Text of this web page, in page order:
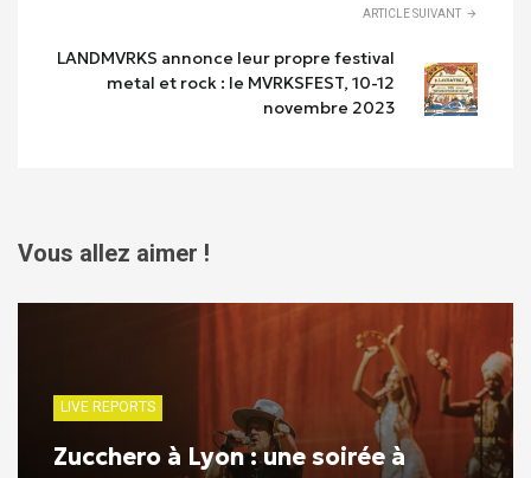
ARTICLE SUIVANT
LANDMVRKS annonce leur propre festival
metal et rock : le MVRKSFEST, 10-12
novembre 2023
Vous allez aimer !
LIVE REPORTS
Zucchero à Lyon : une soirée à